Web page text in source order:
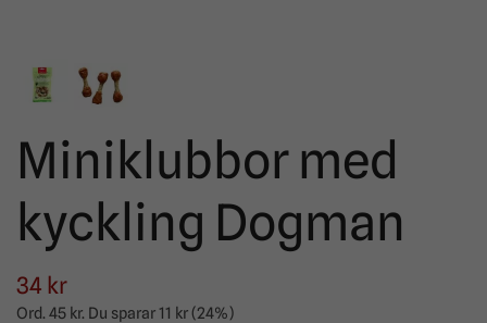
Miniklubbor med
kyckling Dogman
34 kr
Ord. 45 kr. Du sparar11 kr(24%)